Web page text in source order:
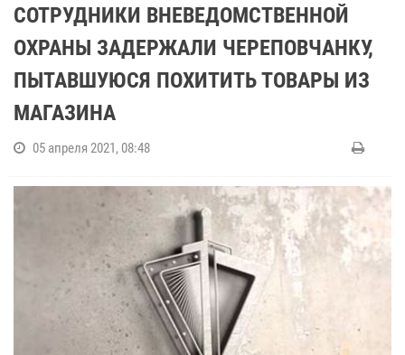
СОТРУДНИКИ ВНЕВЕДОМСТВЕННОЙ
ОХРАНЫ ЗАДЕРЖАЛИ ЧЕРЕПОВЧАНКУ,
ПЫТАВШУЮСЯ ПОХИТИТЬ ТОВАРЫ ИЗ
МАГАЗИНА
05 апреля 2021, 08:48